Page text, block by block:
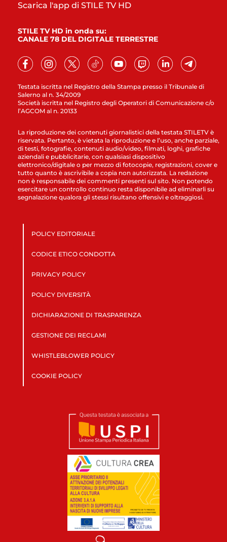
Testata iscritta nel Registro della Stampa presso il Tribunale di
Salerno al n. 34/2009
Società iscritta nel Registro degli Operatori di Comunicazione c/o
l’AGCOM al n. 20133
Scarica l'app di STILE TV HD
STILE TV HD in onda su:
CANALE 78 DEL DIGITALE TERRESTRE
La riproduzione dei contenuti giornalistici della testata STILETV è
riservata. Pertanto, è vietata la riproduzione e l’uso, anche parziale,
di testi, fotografie, contenuti audio/video, filmati, loghi, grafiche
aziendali e pubblicitarie, con qualsiasi dispositivo
elettronico/digitale o per mezzo di fotocopie, registrazioni, cover e
tutto quanto è ascrivibile a copia non autorizzata. La redazione
non è responsabile dei commenti presenti sul sito. Non potendo
esercitare un controllo continuo resta disponibile ad eliminarli su
segnalazione qualora gli stessi risultano offensivi e oltraggiosi.
POLICY EDITORIALE
CODICE ETICO CONDOTTA
PRIVACY POLICY
POLICY DIVERSITÀ
DICHIARAZIONE DI TRASPARENZA
GESTIONE DEI RECLAMI
WHISTLEBLOWER POLICY
COOKIE POLICY